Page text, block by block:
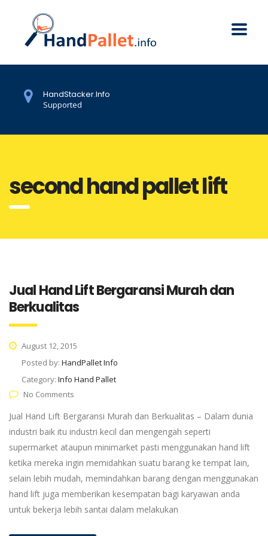
HandStacker.Info
Supported
second hand pallet lift
Jual Hand Lift Bergaransi Murah dan
Berkualitas
August 12, 2015
Posted by: HandPallet Info
Category: Info Hand Pallet
No Comments
Jual Hand Lift Bergaransi Murah dan Berkualitas – Dalam dunia
industri baik itu industri kecil dan mengengah seperti
supermarket ataupun minimarket pasti menggunakan hand lift
ketika mereka ingin memidahkan suatu barang ke tempat lain,
selain lebih mudah, memindahkan barang dengan menggunakan
hand lift juga memberikan kesempatan bagi karyawan anda
untuk bekerja lebih santai dalam melakukan